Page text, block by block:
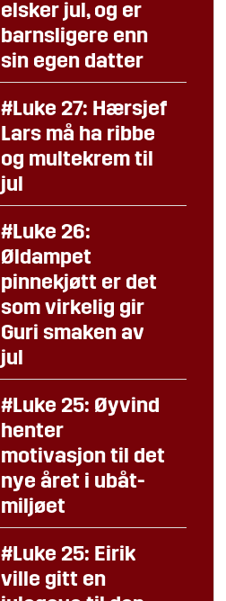
elsker jul, og er
barnsligere enn
sin egen datter
#Luke 27: Hærsjef
Lars må ha ribbe
og multekrem til
jul
#Luke 26:
Øldampet
pinnekjøtt er det
som virkelig gir
Guri smaken av
jul
#Luke 25: Øyvind
henter
motivasjon til det
nye året i ubåt-
miljøet
#Luke 25: Eirik
ville gitt en